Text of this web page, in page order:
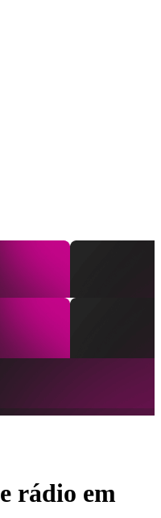
rádio em